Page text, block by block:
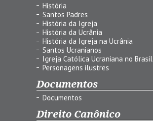
História
Santos Padres
História da Igreja
História da Ucrânia
História da Igreja na Ucrânia
Santos Ucranianos
Igreja Católica Ucraniana no Brasil
Personagens ilustres
Documentos
Documentos
Direito Canônico